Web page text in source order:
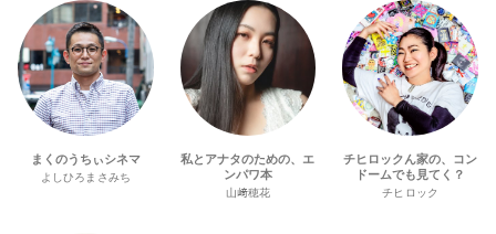
まくのうちぃシネマ
よしひろまさみち
私とアナタのための、エ
ンパワ本
山﨑穂花
チヒロックん家の、コン
ドームでも見てく？
チヒロック